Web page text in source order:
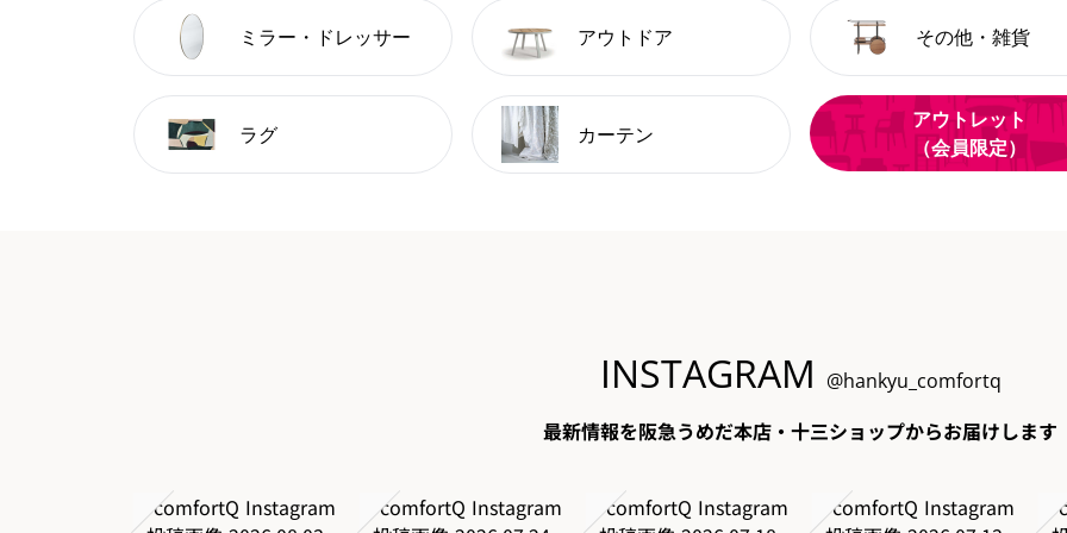
ミラー・ドレッサー アウトドア その他・雑貨
ラグ カーテン
アウトレット
（会員限定）
INSTAGRAM @hankyu_comfortq
最新情報を阪急うめだ本店・十三ショップからお届けします